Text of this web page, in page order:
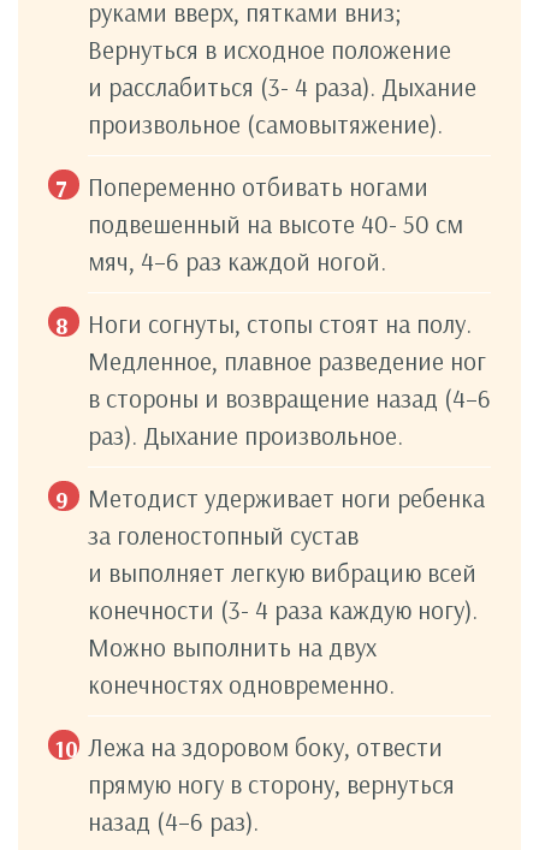
руками вверх, пятками вниз;
Вернуться в исходное положение
и расслабиться (3- 4 раза). Дыхание
произвольное (самовытяжение).
Попеременно отбивать ногами
подвешенный на высоте 40- 50 см
мяч, 4–6 раз каждой ногой.
Ноги согнуты, стопы стоят на полу.
Медленное, плавное разведение ног
в стороны и возвращение назад (4–6
раз). Дыхание произвольное.
Методист удерживает ноги ребенка
за голеностопный сустав
и выполняет легкую вибрацию всей
конечности (3- 4 раза каждую ногу).
Можно выполнить на двух
конечностях одновременно.
Лежа на здоровом боку, отвести
прямую ногу в сторону, вернуться
назад (4–6 раз).